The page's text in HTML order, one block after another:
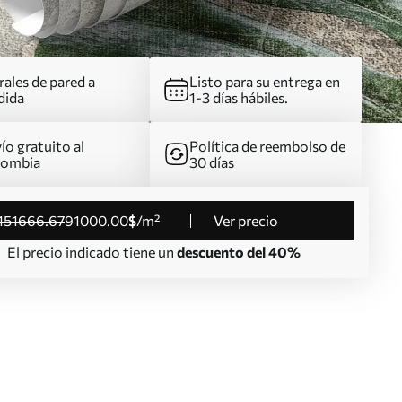
de pared a
Listo para su entrega en
1-3 días hábiles.
gratuito al
Política de reembolso de
30 días
.6791000.00$/m²
Ver precio
El precio indicado tiene un descuento del 40%